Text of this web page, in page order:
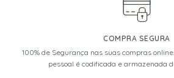
COMPRA SEGURA
100% de Segurança nas suas compras
pessoal é codificada e armazenada